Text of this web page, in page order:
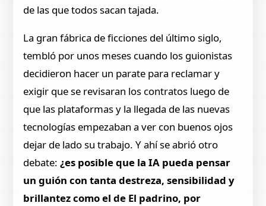
de las que todos sacan tajada.
La gran fábrica de ficciones del último siglo,
tembló por unos meses cuando los guionistas
decidieron hacer un parate para reclamar y
exigir que se revisaran los contratos luego de
que las plataformas y la llegada de las nuevas
tecnologías empezaban a ver con buenos ojos
dejar de lado su trabajo. Y ahí se abrió otro
debate:¿es posible que la IA pueda pensar
un guión con tanta destreza, sensibilidad y
brillantez como el de El padrino, por